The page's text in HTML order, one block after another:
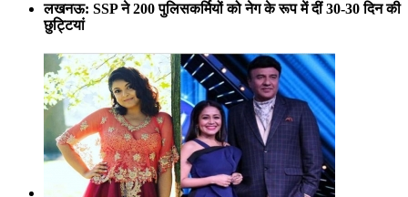
लखनऊ: SSP ने 200 पुलिसकर्मियों को नेग के रूप में दीं 30-30 दिन की
छुट्टियां